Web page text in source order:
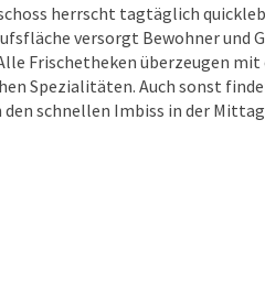
herrscht tagtäglich
versorgt Bewohner
Frischetheken überzeugen
Spezialitäten. Auch sonst
schnellen Imbiss in der